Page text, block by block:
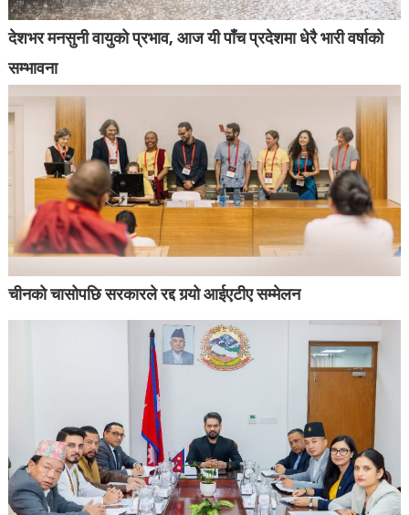
देशभर मनसुनी वायुको प्रभाव, आज यी पाँच प्रदेशमा धेरै भारी वर्षाको
सम्भावना
चीनको चासोपछि सरकारले रद्द गर्‍यो आईएटीए सम्मेलन